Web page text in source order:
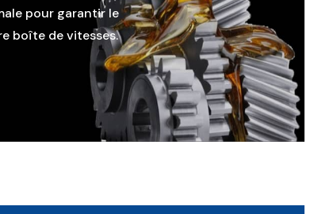
pour garantir le
boîte de vitesses.